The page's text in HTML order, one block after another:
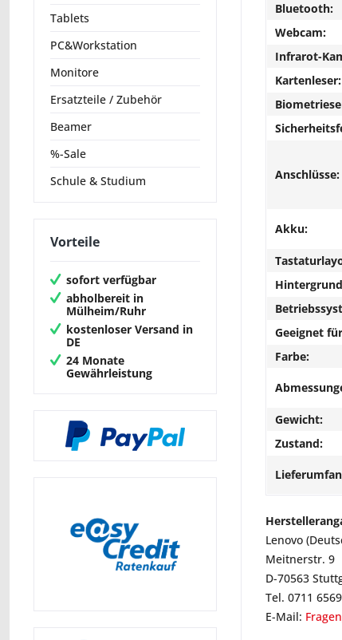
Tablets
PC&Workstation
Monitore
Ersatzteile / Zubehör
Beamer
%-Sale
Schule & Studium
Vorteile
sofort verfügbar
abholbereit in
Mülheim/Ruhr
kostenloser Versand in
DE
24 Monate
Gewährleistung
Bluetooth:
Webcam:
Infrarot-
Kartenleser:
Anschlüsse:
Akku:
Geeignet
Farbe:
Gewicht:
Zustand:
Lenovo
Meitnerstr. 9
D-70563
Tel. 0711
E-Mail: